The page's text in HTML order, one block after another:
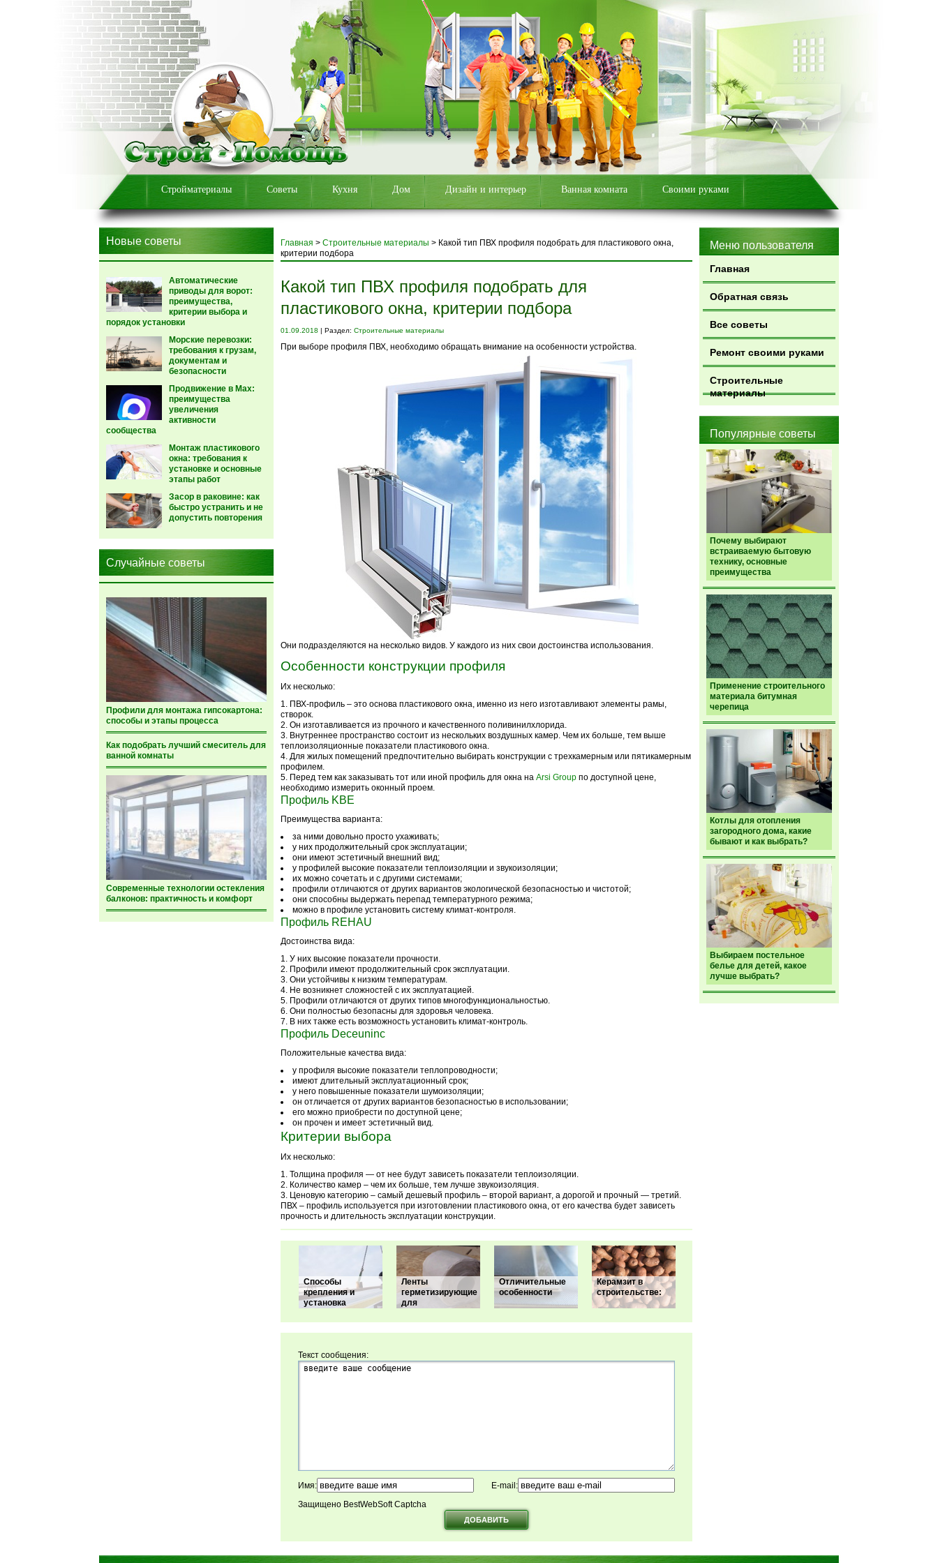
Стройматериалы Советы Кухня Дом Дизайн и интерьер Ванная комната Своими руками
Новые советы
Автоматические
приводы для ворот:
преимущества,
критерии выбора и
порядок установки
Морские перевозки:
требования к грузам,
документам и
безопасности
Продвижение в Max:
преимущества
увеличения
активности
сообщества
Монтаж пластикового
окна: требования к
установке и основные
этапы работ
Засор в раковине: как
быстро устранить и не
допустить повторения
Случайные советы
Профили для монтажа гипсокартона:
способы и этапы процесса
Как подобрать лучший смеситель для
ванной комнаты
Современные технологии остекления
балконов: практичность и комфорт
Меню пользователя
Главная
Обратная связь
Все советы
Ремонт своими руками
Строительные
материалы
Популярные советы
Почему выбирают
встраиваемую бытовую
технику, основные
преимущества
Применение строительного
материала битумная
черепица
Котлы для отопления
загородного дома, какие
бывают и как выбрать?
Выбираем постельное
белье для детей, какое
лучше выбрать?
Главная > Строительные материалы > Какой тип ПВХ профиля подобрать для пластикового окна,
критерии подбора
Какой тип ПВХ профиля подобрать для
пластикового окна, критерии подбора
01.09.2018 | Раздел: Строительные материалы
При выборе профиля ПВХ, необходимо обращать внимание на особенности устройства.
Они подразделяются на несколько видов. У каждого из них свои достоинства использования.
Особенности конструкции профиля
Их несколько:
ПВХ-профиль – это основа пластикового окна, именно из него изготавливают элементы рамы,
створок.
Он изготавливается из прочного и качественного поливинилхлорида.
Внутреннее пространство состоит из нескольких воздушных камер. Чем их больше, тем выше
теплоизоляционные показатели пластикового окна.
Для жилых помещений предпочтительно выбирать конструкции с трехкамерным или пятикамерным
профилем.
Перед тем как заказывать тот или иной профиль для окна на Arsi Group по доступной цене,
необходимо измерить оконный проем.
Профиль KBE
Преимущества варианта:
за ними довольно просто ухаживать;
у них продолжительный срок эксплуатации;
они имеют эстетичный внешний вид;
у профилей высокие показатели теплоизоляции и звукоизоляции;
их можно сочетать и с другими системами;
профили отличаются от других вариантов экологической безопасностью и чистотой;
они способны выдержать перепад температурного режима;
можно в профиле установить систему климат-контроля.
Профиль REHAU
Достоинства вида:
У них высокие показатели прочности.
Профили имеют продолжительный срок эксплуатации.
Они устойчивы к низким температурам.
Не возникнет сложностей с их эксплуатацией.
Профили отличаются от других типов многофункциональностью.
Они полностью безопасны для здоровья человека.
В них также есть возможность установить климат-контроль.
Профиль Deceuninc
Положительные качества вида:
у профиля высокие показатели теплопроводности;
имеют длительный эксплуатационный срок;
у него повышенные показатели шумоизоляции;
он отличается от других вариантов безопасностью в использовании;
его можно приобрести по доступной цене;
он прочен и имеет эстетичный вид.
Критерии выбора
Их несколько:
Толщина профиля — от нее будут зависеть показатели теплоизоляции.
Количество камер – чем их больше, тем лучше звукоизоляция.
Ценовую категорию – самый дешевый профиль – второй вариант, а дорогой и прочный — третий.
ПВХ – профиль используется при изготовлении пластикового окна, от его качества будет зависеть
прочность и длительность эксплуатации конструкции.
Способы
крепления и
установка
Ленты
герметизирующие
для
Отличительные
особенности
Керамзит в
строительстве:
Текст сообщения:
Имя:
E-mail:
Защищено BestWebSoft Captcha